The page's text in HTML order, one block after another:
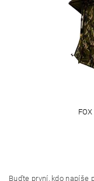
Buďte první, kdo napíše